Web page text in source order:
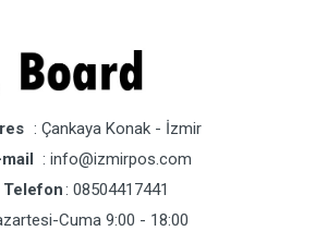
: Çankaya Konak - İzmir
: info@izmirpos.com
Telefon: 08504417441
Cuma 9:00 - 18:00